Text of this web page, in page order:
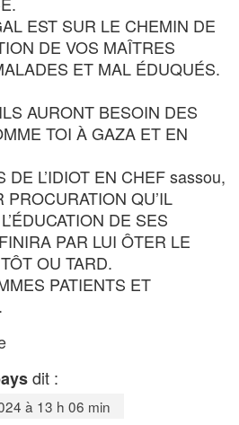
EST SUR LE CHEMIN DE
DE VOS MAÎTRES
ET MAL ÉDUQUÉS.
AURONT BESOIN DES
TOI À GAZA ET EN
DE L’IDIOT EN CHEF sassou,
PROCURATION QU’IL
DE SES
PAR LUI ÔTER LE
OU TARD.
PATIENTS ET
dit :
à 13 h 06 min